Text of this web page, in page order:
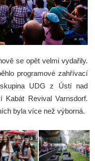
se opět velmi vydařily.
programové zahřívací
UDG z Ústí nad
Revival Varnsdorf.
byla více než výborná.